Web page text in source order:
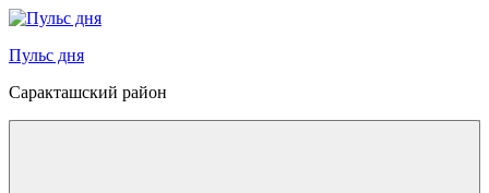
Перейти
содержимому
Пульс дня
Саракташский район